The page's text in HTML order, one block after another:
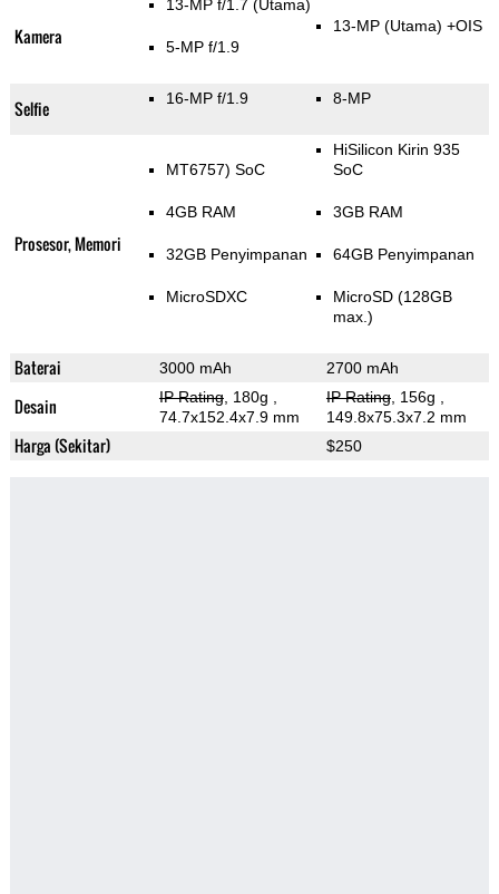
Kamera
13-MP f/1.7 (Utama)
5-MP f/1.9
13-MP (Utama) +OIS
Selfie 16-MP f/1.9 8-MP
Prosesor, Memori
MT6757) SoC
4GB RAM
32GB Penyimpanan
MicroSDXC
HiSilicon Kirin 935
SoC
3GB RAM
64GB Penyimpanan
MicroSD (128GB
max.)
Baterai 3000 mAh 2700 mAh
Desain IP Rating, 180g
74.7x152.4x7.9 mm
IP Rating, 156g
149.8x75.3x7.2 mm
Harga (Sekitar) $250